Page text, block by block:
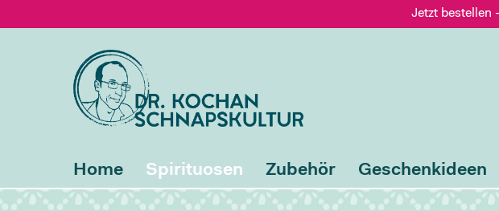
Jetzt bestellen
Versand nur
Jetzt bestellen
Home Spirituosen Zubehör Geschenkideen